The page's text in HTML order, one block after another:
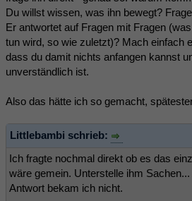
Du willst wissen, was ihn bewegt?
Er antwortet auf Fragen mit Fragen
tun wird, so wie zuletzt)? Mach einfach
dass du damit nichts anfangen kannst
unverständlich ist.
Also das hätte ich so gemacht,
Littlebambi schrieb:
Ich fragte nochmal direkt ob es das
wäre gemein. Unterstelle ihm
Antwort bekam ich nicht.